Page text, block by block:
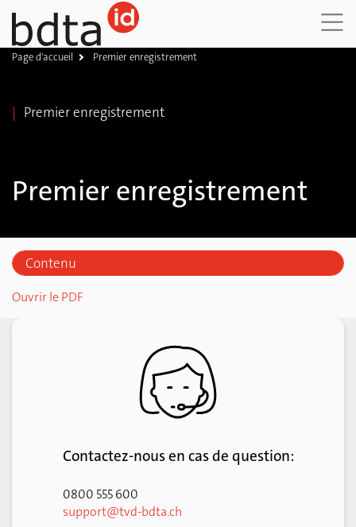
Page d'accueil Premier enregistrement
Premier enregistrement
Premier enregistrement
Contenu
Menu
Numéro de marque auriculaire
Ouvrir le PDF
Contactez-nous en cas de question:
0800 555 600
support@tvd-bdta.ch